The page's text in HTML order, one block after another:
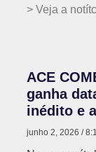
> Veja a
ACE
ganha
inédito e
junho 2, 2026